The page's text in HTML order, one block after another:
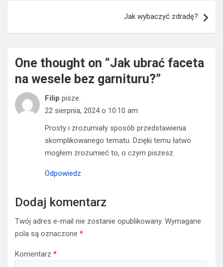
Jak wybaczyć zdradę?
One thought on “Jak ubrać faceta
na wesele bez garnituru?”
Filip pisze:
22 sierpnia, 2024 o 10:10 am
Prosty i zrozumiały sposób przedstawienia
skomplikowanego tematu. Dzięki temu łatwo
mogłem zrozumieć to, o czym piszesz.
Odpowiedz
Dodaj komentarz
Twój adres e-mail nie zostanie opublikowany. Wymagane
pola są oznaczone *
Komentarz *